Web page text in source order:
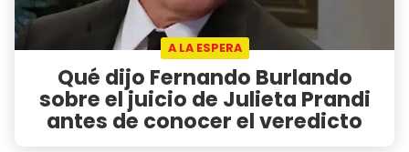
A LA ESPERA
Qué dijo Fernando Burlando
sobre el juicio de Julieta Prandi
antes de conocer el veredicto